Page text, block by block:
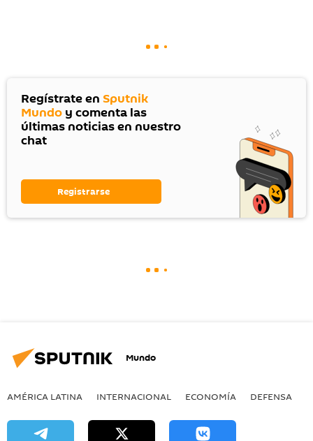
Regístrate en Sputnik
Mundo y comenta las
últimas noticias en nuestro
chat
Registrarse
Mundo
AMÉRICA LATINA INTERNACIONAL ECONOMÍA DEFENSA